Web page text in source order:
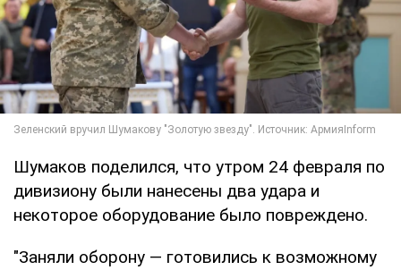
Шумаков поделился, что утром 24 февраля по
дивизиону были нанесены два удара и
некоторое оборудование было повреждено.
"Заняли оборону — готовились к возможному